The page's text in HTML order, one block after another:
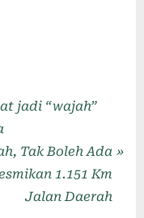
jadi “wajah”
Tak Boleh Ada
1.151 Km
Jalan Daerah